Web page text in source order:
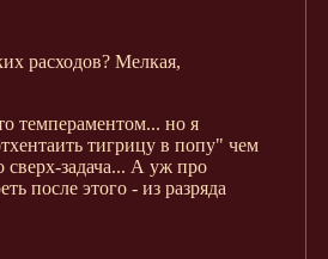
расходов? Мелкая,
темпераментом... но я
тигрицу в попу" чем
сверх-задача... А уж про
после этого - из разряда